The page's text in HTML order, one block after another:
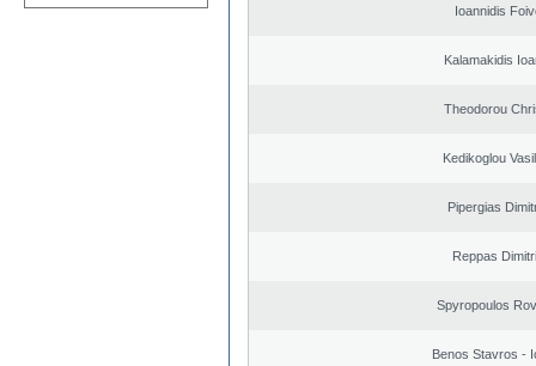
Ioannidis
Kalamakidis
Theodorou
Kedikoglou
Pipergias
Reppas
Spyropoulos
Benos Stavros -